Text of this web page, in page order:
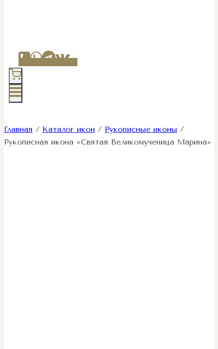
Главная / Каталог икон / Рукописные иконы /
Рукописная икона «Святая Великомученица Марина»